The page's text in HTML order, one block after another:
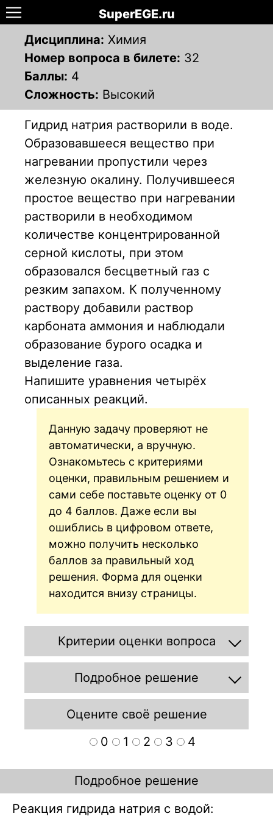
SuperEGE.ru
Дисциплина: Химия
Номер вопроса в билете: 32
Баллы: 4
Сложность: Высокий
Гидрид натрия растворили в воде.
Образовавшееся вещество при
нагревании пропустили через
железную окалину. Получившееся
простое вещество при нагревании
растворили в необходимом
количестве концентрированной
серной кислоты, при этом
образовался бесцветный газ с
резким запахом. К полученному
раствору добавили раствор
карбоната аммония и наблюдали
образование бурого осадка и
выделение газа.
Напишите уравнения четырёх
описанных реакций.
Данную задачу проверяют не
автоматически, а вручную.
Ознакомьтесь с критериями
оценки, правильным решением и
сами себе поставьте оценку от 0
до 4 баллов. Даже если вы
ошиблись в цифровом ответе,
можно получить несколько
баллов за правильный ход
решения. Форма для оценки
находится внизу страницы.
Критерии оценки вопроса
Подробное решение
Оцените своё решение
0
1 2 3 4
Подробное решение
Реакция гидрида натрия с водой: